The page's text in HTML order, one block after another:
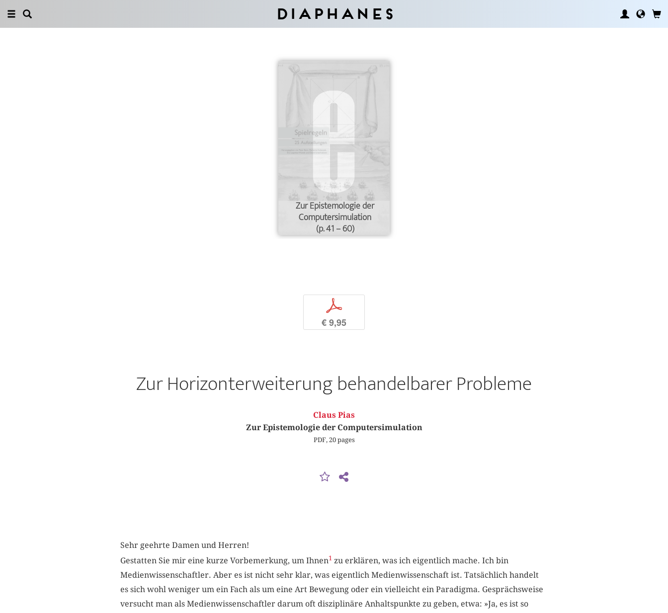
Diaphanes
Zur Epistemologie der
Computersimulation
(p. 41 – 60)
p
€ 9,95
Zur Horizonterweiterung behandelbarer Probleme
Claus Pias
Zur Epistemologie der Computersimulation
PDF, 20 pages
Sehr geehrte Damen und Herren!
Gestatten Sie mir eine kurze Vorbemerkung, um Ihnen1zu erklären, was ich eigentlich mache. Ich bin
Medienwissenschaftler. Aber es ist nicht sehr klar, was eigentlich Medienwissenschaft ist. Tatsächlich handelt
es sich wohl weniger um ein Fach als um eine Art Bewegung oder ein vielleicht ein Paradigma. Gesprächsweise
versucht man als Medienwissenschaftler darum oft disziplinäre Anhaltspunkte zu geben, etwa: »Ja, es ist so